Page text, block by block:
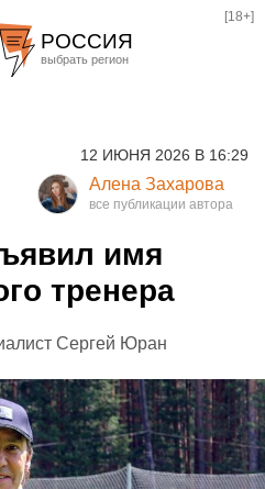
РОССИЯ
Курган
Оренбург
[18+]
12 ИЮНЯ 2026 В 16:29
Алена Захарова
имя
тренера
Сергей Юран